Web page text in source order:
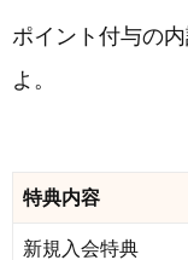
ポイント付与の
よ。
特典内容
新規入会特典